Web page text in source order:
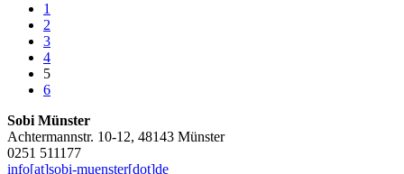
1
2
3
4
5
6
Sobi Münster
Achtermannstr. 10-12, 48143 Münster
0251 511177
info[at]sobi-muenster[dot]de